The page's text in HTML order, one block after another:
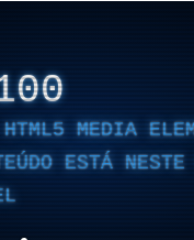
MEDIA
ESTÁ NESTE